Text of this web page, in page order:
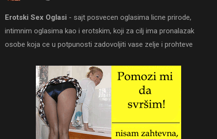
Erotski Sex Oglasi - sajt posvecen oglasima licne prirode,
intimnim oglasima kao i erotskim, koji za cilj ima pronalazak
osobe koja ce u potpunosti zadovoljiti vase zelje i prohteve